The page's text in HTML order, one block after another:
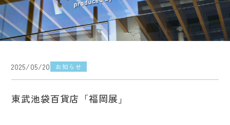
2025/05/20 お知らせ
東武池袋百貨店「福岡展」